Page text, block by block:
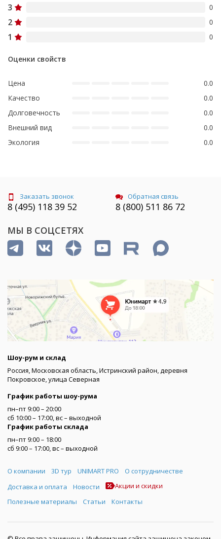
3 0
2 0
1 0
Оценки свойств
Цена
0.0
Качество
0.0
Долговечность
0.0
Внешний вид
0.0
Экология
0.0
Заказать звонок
8 (495) 118 39 52
Обратная связь
8 (800) 511 86 72
МЫ В СОЦСЕТЯХ
Шоу-рум и склад
Россия, Московская область, Истринский район, деревня
Покровское, улица Северная
График работы шоу-рума
пн–пт 9:00 – 20:00
сб 10:00 – 17:00, вс – выходной
График работы склада
пн–пт 9:00 – 18:00
сб 9:00 – 17:00, вс – выходной
Меню
О компании 3D тур UNIMART PRO
О сотрудничестве
Доставка и оплата
Новости
Акции и скидки
Полезные материалы
Статьи Контакты